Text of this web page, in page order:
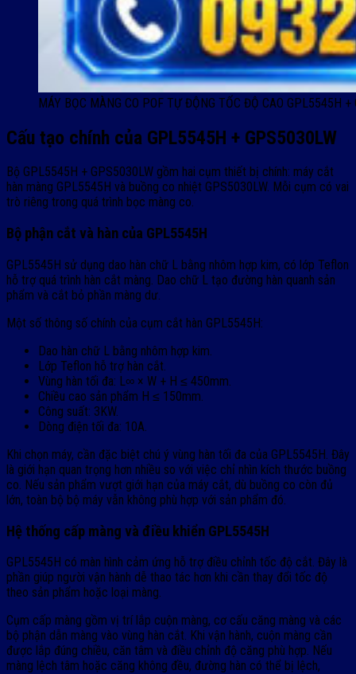
MÁY BỌC MÀNG CO POF TỰ ĐỘNG TỐC ĐỘ CAO GPL5545H +
Cấu tạo chính của GPL5545H + GPS5030LW
Bộ GPL5545H + GPS5030LW gồm hai cụm thiết bị chính: máy cắt
hàn màng GPL5545H và buồng co nhiệt GPS5030LW. Mỗi cụm có vai
trò riêng trong quá trình bọc màng co.
Bộ phận cắt và hàn của GPL5545H
GPL5545H sử dụng dao hàn chữ L bằng nhôm hợp kim, có lớp Teflon
hỗ trợ quá trình hàn cắt màng. Dao chữ L tạo đường hàn quanh sản
phẩm và cắt bỏ phần màng dư.
Một số thông số chính của cụm cắt hàn GPL5545H:
Dao hàn chữ L bằng nhôm hợp kim.
Lớp Teflon hỗ trợ hàn cắt.
Vùng hàn tối đa: L∞ × W + H ≤ 450mm.
Chiều cao sản phẩm H ≤ 150mm.
Công suất: 3KW.
Dòng điện tối đa: 10A.
Khi chọn máy, cần đặc biệt chú ý vùng hàn tối đa của GPL5545H. Đây
là giới hạn quan trọng hơn nhiều so với việc chỉ nhìn kích thước buồng
co. Nếu sản phẩm vượt giới hạn của máy cắt, dù buồng co còn đủ
lớn, toàn bộ bộ máy vẫn không phù hợp với sản phẩm đó.
Hệ thống cấp màng và điều khiển GPL5545H
GPL5545H có màn hình cảm ứng hỗ trợ điều chỉnh tốc độ cắt. Đây là
phần giúp người vận hành dễ thao tác hơn khi cần thay đổi tốc độ
theo sản phẩm hoặc loại màng.
Cụm cấp màng gồm vị trí lắp cuộn màng, cơ cấu căng màng và các
bộ phận dẫn màng vào vùng hàn cắt. Khi vận hành, cuộn màng cần
được lắp đúng chiều, căn tâm và điều chỉnh độ căng phù hợp. Nếu
màng lệch tâm hoặc căng không đều, đường hàn có thể bị lệch,